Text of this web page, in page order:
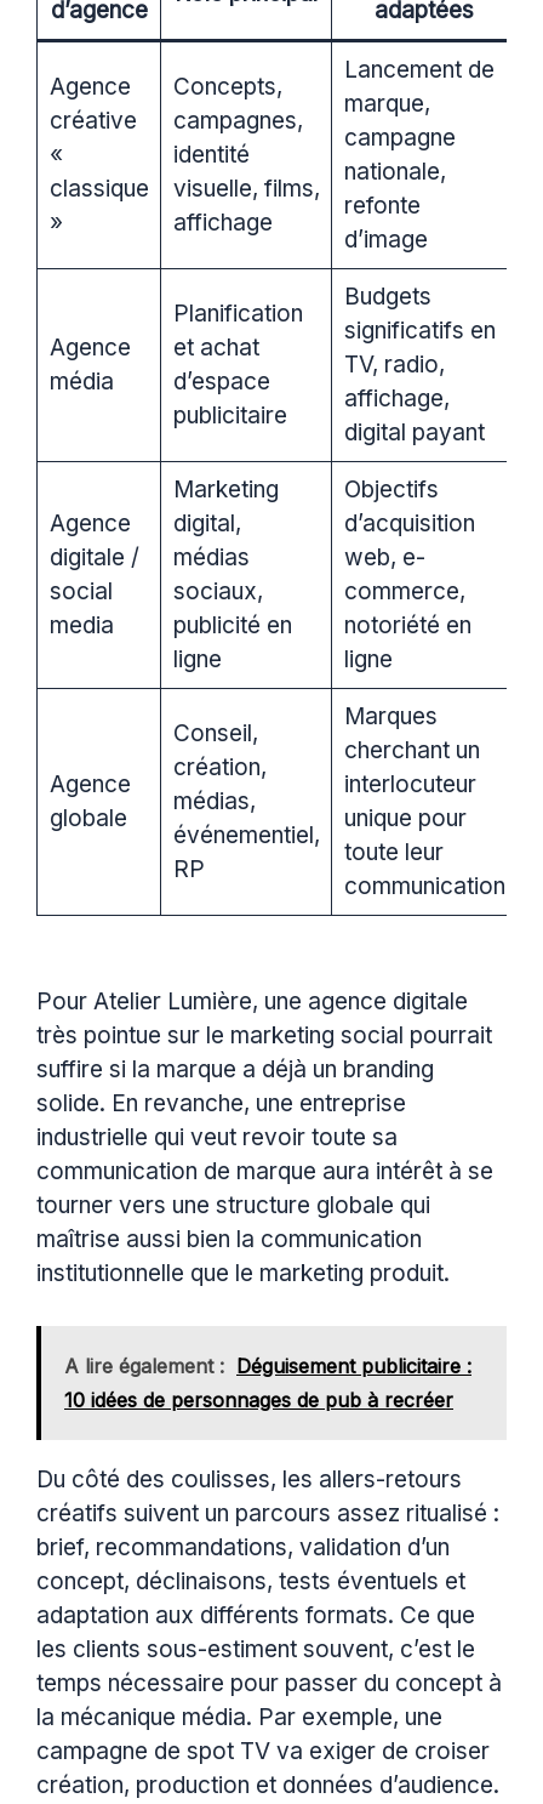
d’agence adaptées
Agence
créative
«
classique
»
Concepts,
campagnes,
identité
visuelle, films,
affichage
Lancement de
marque,
campagne
nationale,
refonte
d’image
Agence
média
Planification
et achat
d’espace
publicitaire
Budgets
significatifs en
TV, radio,
affichage,
digital payant
Agence
digitale /
social
media
Marketing
digital,
médias
sociaux,
publicité en
ligne
Objectifs
d’acquisition
web, e-
commerce,
notoriété en
ligne
Agence
globale
Conseil,
création,
médias,
événementiel,
RP
Marques
cherchant un
interlocuteur
unique pour
toute leur
communication
Pour Atelier Lumière, une agence digitale
très pointue sur le marketing social pourrait
suffire si la marque a déjà un branding
solide. En revanche, une entreprise
industrielle qui veut revoir toute sa
communication de marque aura intérêt à se
tourner vers une structure globale qui
maîtrise aussi bien la communication
institutionnelle que le marketing produit.
A lire également : Déguisement publicitaire :
10 idées de personnages de pub à recréer
Du côté des coulisses, les allers-retours
créatifs suivent un parcours assez ritualisé :
brief, recommandations, validation d’un
concept, déclinaisons, tests éventuels et
adaptation aux différents formats. Ce que
les clients sous-estiment souvent, c’est le
temps nécessaire pour passer du concept à
la mécanique média. Par exemple, une
campagne de spot TV va exiger de croiser
création, production et données d’audience.